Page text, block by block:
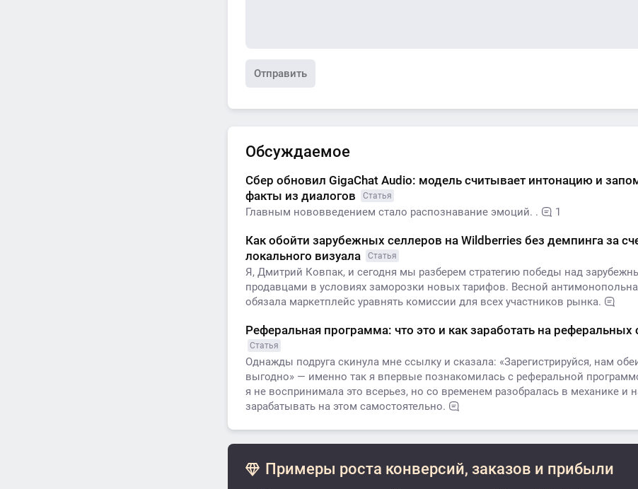
Отправить
Обсуждаемое
Сбер обновил GigaChat Audio: модель считывает интонацию и
факты из диалогов
Статья
Главным нововведением стало распознавание эмоций. . 1
Как обойти зарубежных селлеров на Wildberries без демпинга за
локального визуала
Статья
Я, Дмитрий Ковпак, и сегодня мы разберем стратегию победы над
продавцами в условиях заморозки новых тарифов. Весной
обязала маркетплейс уравнять комиссии для всех участников рынка.
Реферальная программа: что это и как заработать на реферальных
Статья
Однажды подруга скинула мне ссылку и сказала: «Зарегистрируйся, нам
выгодно» — именно так я впервые познакомилась с реферальной
я не воспринимала это всерьез, но со временем разобралась в механике и
зарабатывать на этом самостоятельно.
Примеры роста конверсий, заказов и прибыли